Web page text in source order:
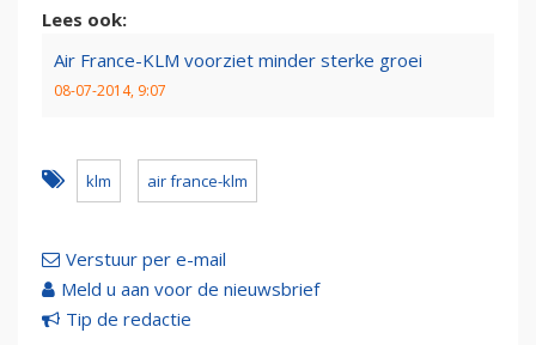
Lees ook:
Air France-KLM voorziet minder sterke groei
08-07-2014, 9:07
klm air france-klm
Verstuur per e-mail
Meld u aan voor de nieuwsbrief
Tip de redactie